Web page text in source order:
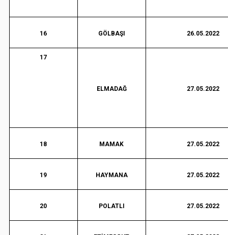
16 GÖLBAŞI 26.05.2022
17
ELMADAĞ 27.05.2022
18 MAMAK 27.05.2022
19 HAYMANA 27.05.2022
20 POLATLI 27.05.2022